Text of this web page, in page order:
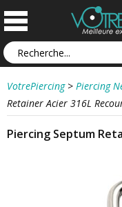
VotrePiercing > Piercing
Retainer Acier 316L
Piercing Septum